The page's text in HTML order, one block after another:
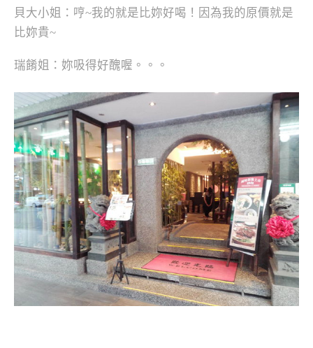
貝大小姐：哼~我的就是比妳好喝！因為我的原價就是
比妳貴~
瑞餚姐：妳吸得好醜喔。。。